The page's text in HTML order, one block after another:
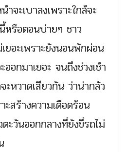
จะเบาลงเพราะใกล้จะ
หรือตอนบ่ายๆ ชาว
ยอะเพราะยังนอนพักผ่อน
อกมาเยอะ จนถึงช่วงเช้า
ะหวาดเสียวกัน ว่าน่ากลัว
สร้างความเดือดร้อน
ะวันออกกลางที่ยังขี่รถไม่